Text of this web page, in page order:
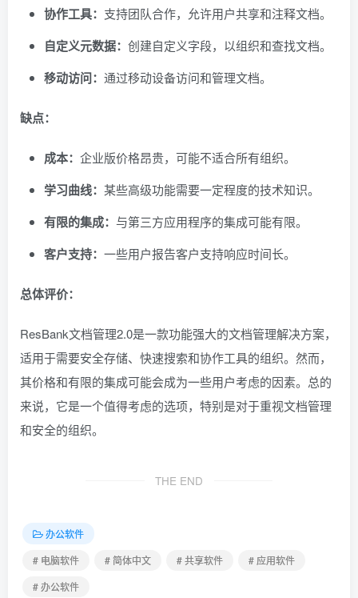
协作工具： 支持团队合作，允许用户共享和注释文档。
自定义元数据： 创建自定义字段，以组织和查找文档。
移动访问： 通过移动设备访问和管理文档。
缺点：
成本： 企业版价格昂贵，可能不适合所有组织。
学习曲线： 某些高级功能需要一定程度的技术知识。
有限的集成： 与第三方应用程序的集成可能有限。
客户支持： 一些用户报告客户支持响应时间长。
总体评价：
ResBank文档管理2.0是一款功能强大的文档管理解决方案，
适用于需要安全存储、快速搜索和协作工具的组织。然而，
其价格和有限的集成可能会成为一些用户考虑的因素。总的
来说，它是一个值得考虑的选项，特别是对于重视文档管理
和安全的组织。
THE END
办公软件
# 电脑软件
# 简体中文 # 共享软件
# 应用软件
# 办公软件